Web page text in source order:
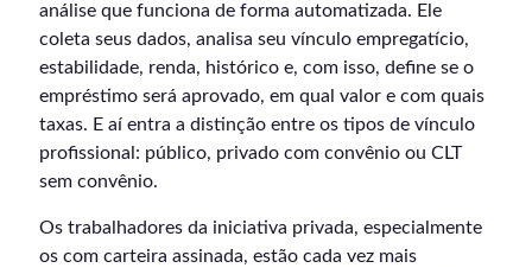
análise que funciona de forma automatizada. Ele
coleta seus dados, analisa seu vínculo empregatício,
estabilidade, renda, histórico e, com isso, define se o
empréstimo será aprovado, em qual valor e com quais
taxas. E aí entra a distinção entre os tipos de vínculo
profissional: público, privado com convênio ou CLT
sem convênio.
Os trabalhadores da iniciativa privada, especialmente
os com carteira assinada, estão cada vez mais